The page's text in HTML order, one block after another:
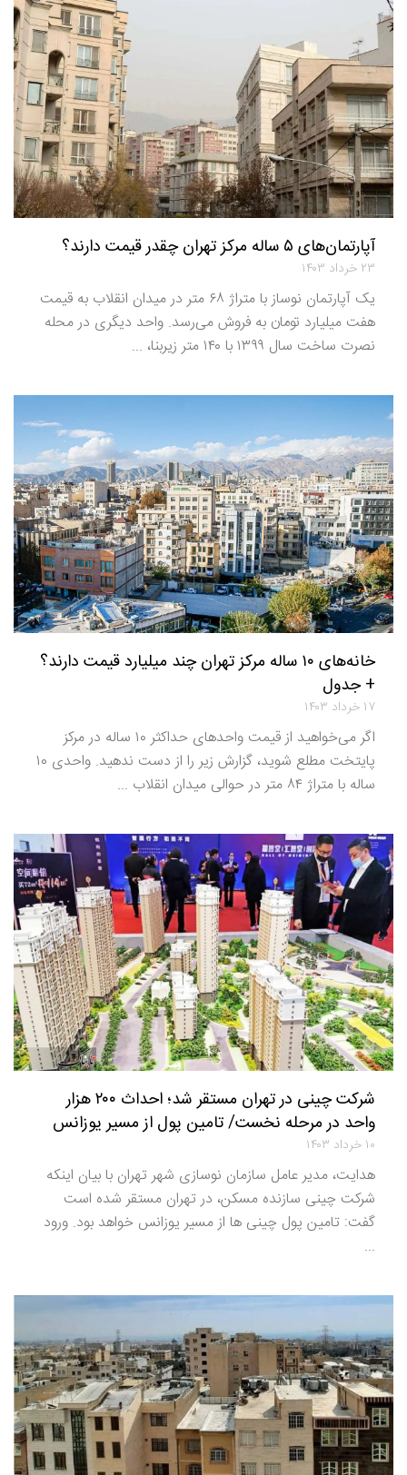
آپارتمان‌های ۵ ساله مرکز تهران چقدر قیمت دارند؟
۲۳ خرداد ۱۴۰۳
یک آپارتمان نوساز با متراژ ۶۸ متر در میدان انقلاب به قیمت
هفت میلیارد تومان به فروش می‌رسد. واحد دیگری در محله
نصرت ساخت سال ۱۳۹۹ با ۱۴۰ متر زیربنا، ...
خانه‌های ۱۰ ساله مرکز تهران چند میلیارد قیمت دارند؟
+ جدول
۱۷ خرداد ۱۴۰۳
اگر می‌خواهید از قیمت واحدهای حداکثر ۱۰ ساله در مرکز
پایتخت مطلع شوید، گزارش زیر را از دست ندهید. واحدی ۱۰
ساله با متراژ ۸۴ متر در حوالی میدان انقلاب ...
شرکت چینی در تهران مستقر شد؛ احداث ۲۰۰ هزار
واحد در مرحله نخست/ تامین پول از مسیر یوزانس
۱۰ خرداد ۱۴۰۳
هدایت، مدیر عامل سازمان نوسازی شهر تهران با بیان اینکه
شرکت چینی سازنده مسکن، در تهران مستقر شده است
گفت: تامین پول چینی ها از مسیر یوزانس خواهد بود. ورود
...